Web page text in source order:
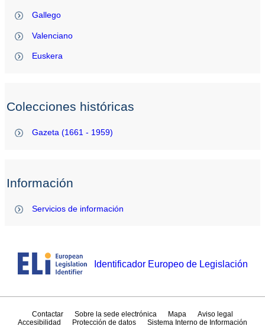
Gallego
Valenciano
Euskera
Colecciones históricas
Gazeta (1661 - 1959)
Información
Servicios de información
Identificador Europeo de Legislación
Contactar Sobre la sede electrónica Mapa
Aviso legal
Accesibilidad
Protección de datos Sistema Interno de Información